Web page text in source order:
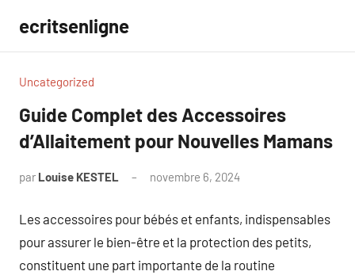
contenu
ecritsenligne
Uncategorized
Guide Complet des Accessoires
d’Allaitement pour Nouvelles Mamans
par Louise KESTEL novembre 6, 2024
Les accessoires pour bébés et enfants, indispensables
pour assurer le bien-être et la protection des petits,
constituent une part importante de la routine